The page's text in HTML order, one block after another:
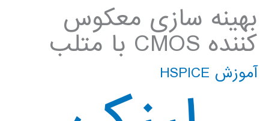
بهینه سازی معکوس
کننده CMOS با متلب
آموزش HSPICE